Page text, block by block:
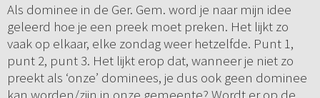
Als dominee in de Ger. Gem. word je naar mijn idee
geleerd hoe je een preek moet preken. Het lijkt zo
vaak op elkaar, elke zondag weer hetzelfde. Punt 1,
punt 2, punt 3. Het lijkt erop dat, wanneer je niet zo
preekt als ‘onze’ dominees, je dus ook geen dominee